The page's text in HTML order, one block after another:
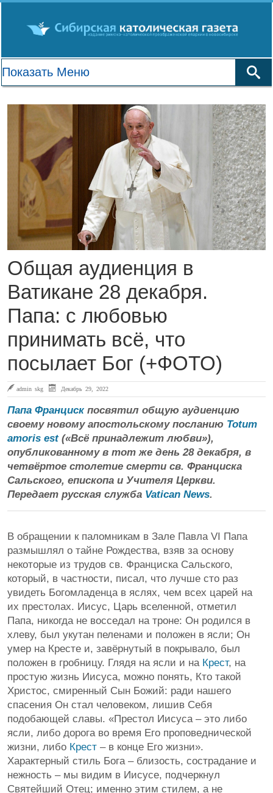
Общая аудиенция в
Ватикане 28 декабря.
Папа: с любовью
принимать всё, что
посылает Бог (+ФОТО)
admin skg Декабрь 29, 2022
Папа Франциск посвятил общую аудиенцию
своему новому апостольскому посланию Totum
amoris est(«Всё принадлежит любви»),
опубликованному в тот же день 28 декабря, в
четвёртое столетие смерти св. Франциска
Сальского, епископа и Учителя Церкви.
Передает русская служба Vatican News.
В обращении к паломникам в Зале Павла VI Папа
размышлял о тайне Рождества, взяв за основу
некоторые из трудов св. Франциска Сальского,
который, в частности, писал, что лучше сто раз
увидеть Богомладенца в яслях, чем всех царей на
их престолах. Иисус, Царь вселенной, отметил
Папа, никогда не восседал на троне: Он родился в
хлеву, был укутан пеленами и положен в ясли; Он
умер на Кресте и, завёрнутый в покрывало, был
положен в гробницу. Глядя на ясли и на Крест, на
простую жизнь Иисуса, можно понять, Кто такой
Христос, смиренный Сын Божий: ради нашего
спасения Он стал человеком, лишив Себя
подобающей славы. «Престол Иисуса – это либо
ясли, либо дорога во время Его проповеднической
жизни, либо Крест – в конце Его жизни».
Характерный стиль Бога – близость, сострадание и
нежность – мы видим в Иисусе, подчеркнул
Святейший Отец; именно этим стилем, а не